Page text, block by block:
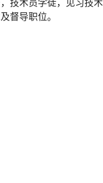
技术员学徒，见习技
督导职位。